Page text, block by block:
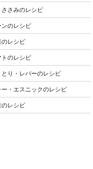
ささみのレシピ
ンのレシピ
のレシピ
トのレシピ
とり・レバーのレシピ
ー・エスニックのレシピ
のレシピ